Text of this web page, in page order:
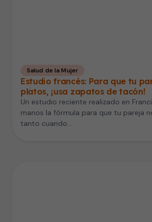
Salud de la Mujer
Estudio francés: Para que tu
platos, ¡usa zapatos de tacón!
Un estudio reciente realizado en
manos la fórmula para que tu pareja
tanto cuando…